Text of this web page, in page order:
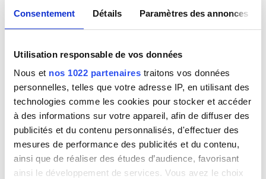
Consentement Détails Paramètres des annonces
Utilisation responsable de vos données
Nous et nos 1022 partenaires traitons vos données
personnelles, telles que votre adresse IP, en utilisant des
technologies comme les cookies pour stocker et accéder
à des informations sur votre appareil, afin de diffuser des
publicités et du contenu personnalisés, d'effectuer des
mesures de performance des publicités et du contenu,
ainsi que de réaliser des études d’audience, favorisant
ainsi le développement de services. Vous avez le choix
Lambotte André
Namur 1943
Roulers 1915 - 1993
Lambrechts C.
Lambrechts Jan Baptist
Anvers 1680 - ? après 1731
Bruxelles 1830 - 1887
Lammens Jean-Baptiste
Gand 1818 - 1894
Eléments mécaniques
Fernand Léger